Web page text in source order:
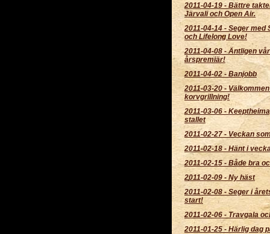
2011-04-19 - Bättre
Järvali och Open Air.
2011-04-14 - Seger med
och Lifelong Love!
2011-04-08 -Äntligen
årspremiär!
2011-04-02 - Banjobb
2011-03-20-
korvgrillning!
2011-03-06-
stallet
2011-02-27- Veckan
2011-02-18 - Hänt i
2011-02-15- Både bra
2011-02-09-Ny häst
2011-02-08 - Seger i
start!
2011-02-06 - Travgala
2011-01-25-Härlig dag